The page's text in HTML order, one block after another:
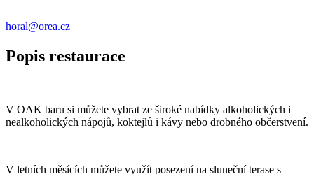
horal@orea.cz
Popis restaurace
V OAK baru si můžete vybrat ze široké nabídky alkoholických i
nealkoholických nápojů, koktejlů i kávy nebo drobného občerstvení.
V letních měsících můžete využít posezení na sluneční terase s